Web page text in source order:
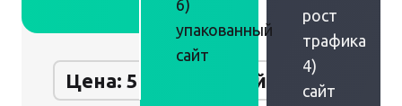
Цена: 50 000 рублей
6)
упакованный
сайт
рост
трафика
4)
сайт